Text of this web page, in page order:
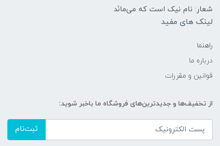
شعار: نام نیک است که می‌مانَد
لینک های مفید
راهنما
درباره ما
قوانین و مقررات
از تخفیف‌ها و جدیدترین‌های فروشگاه ما باخبر شوید:
ثبت‌نام